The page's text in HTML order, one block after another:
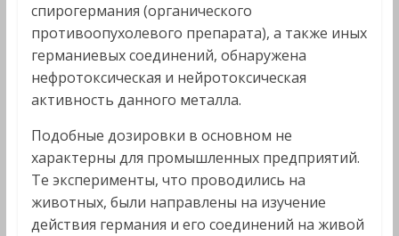
спирогермания (органического
противоопухолевого препарата), а также иных
германиевых соединений, обнаружена
нефротоксическая и нейротоксическая
активность данного металла.
Подобные дозировки в основном не
характерны для промышленных предприятий.
Те эксперименты, что проводились на
животных, были направлены на изучение
действия германия и его соединений на живой